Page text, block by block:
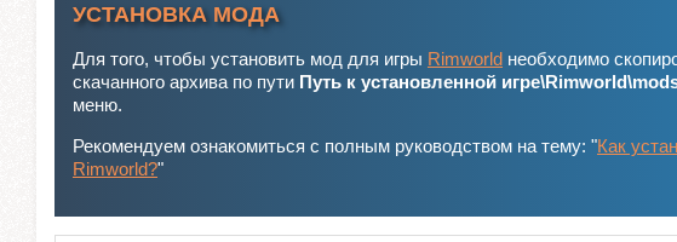
УСТАНОВКА МОДА
Для того, чтобы установить мод для игры Rimworld необходимо
скачанного архива по пути Путь к установленной
меню.
Рекомендуем ознакомиться с полным руководством на тему: "Как
Rimworld?"